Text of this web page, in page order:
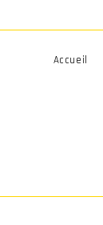
Accueil